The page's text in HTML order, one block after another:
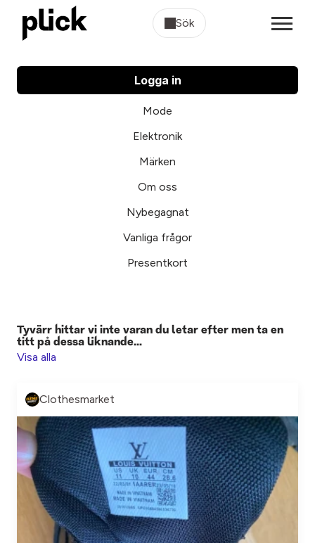
Sök
Logga in
Mode
Elektronik
Märken
Om oss
Nybegagnat
Vanliga frågor
Presentkort
Tyvärr hittar vi inte varan du letar efter men ta en
titt på dessa liknande...
Visa alla
Clothesmarket